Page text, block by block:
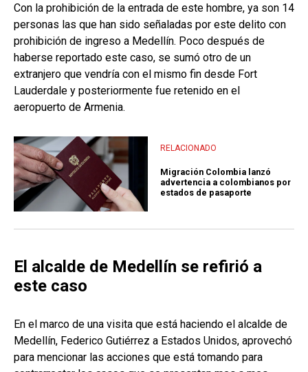
Con la prohibición de la entrada de este hombre, ya son 14
personas las que han sido señaladas por este delito con
prohibición de ingreso a Medellín. Poco después de
haberse reportado este caso, se sumó otro de un
extranjero que vendría con el mismo fin desde Fort
Lauderdale y posteriormente fue retenido en el
aeropuerto de Armenia.
RELACIONADO
Migración Colombia lanzó
advertencia a colombianos por
estados de pasaporte
El alcalde de Medellín se refirió a
este caso
En el marco de una visita que está haciendo el alcalde de
Medellín, Federico Gutiérrez a Estados Unidos, aprovechó
para mencionar las acciones que está tomando para